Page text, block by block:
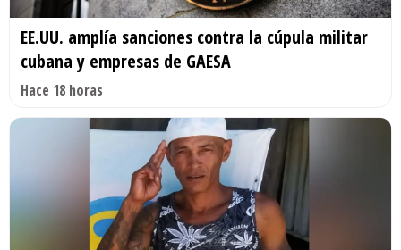
EE.UU. amplía sanciones contra la cúpula militar
cubana y empresas de GAESA
Hace 18 horas